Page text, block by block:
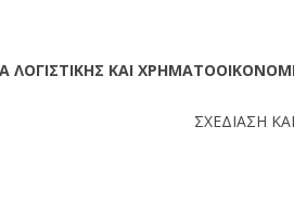
ΛΟΓΙΣΤΙΚΗΣ ΚΑΙ
ΣΧΕΔΙΑΣΗ